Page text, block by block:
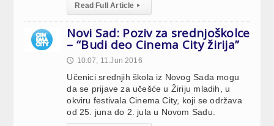
Read Full Article ▸
Novi Sad: Poziv za srednjoškolce
– “Budi deo Cinema City žirija”
🕔 10:07, 11.Jun 2016
Učenici srednjih škola iz Novog Sada mogu
da se prijave za učešće u Žiriju mladih, u
okviru festivala Cinema City, koji se održava
od 25. juna do 2. jula u Novom Sadu.